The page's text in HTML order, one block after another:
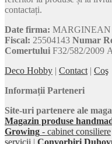
contactați.
Date firma: MARGINEAN
Fiscal: 25504143 Numar
Comertului F32/582/2009
Deco Hobby | Contact | Coş
Informații Parteneri
Site-uri partenere ale
Magazin produse
Growing - cabinet consiliere
servicii | Convorbiri